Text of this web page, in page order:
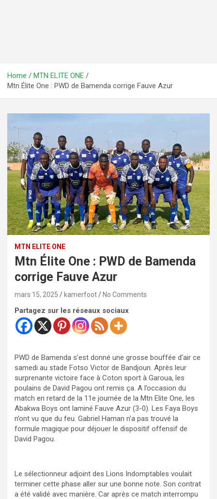
Home
MTN ELITE ONE
Mtn Élite One : PWD de Bamenda corrige Fauve Azur
MTN ELITE ONE
Mtn Élite One : PWD de Bamenda
corrige Fauve Azur
mars 15, 2025 kamerfoot No Comments
Partagez sur les réseaux sociaux
PWD de Bamenda s’est donné une grosse bouffée d’air ce
samedi au stade Fotso Victor de Bandjoun. Après leur
surprenante victoire face à Coton sport à Garoua, les
poulains de David Pagou ont remis ça. A l’occasion du
match en retard de la 11e journée de la Mtn Elite One, les
Abakwa Boys ont laminé Fauve Azur (3-0). Les Faya Boys
n’ont vu que du feu. Gabriel Haman n’a pas trouvé la
formule magique pour déjouer le dispositif offensif de
David Pagou.
Le sélectionneur adjoint des Lions Indomptables voulait
terminer cette phase aller sur une bonne note. Son contrat
a été validé avec manière. Car après ce match interrompu